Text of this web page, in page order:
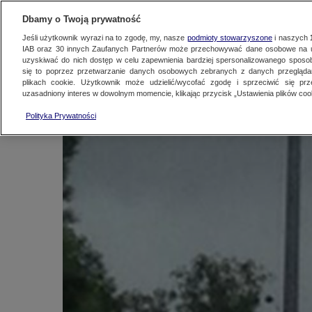
KONTAKT24
Trzy auta uderzyły
Kontakt24
Dbamy o Twoją prywatność
Jeśli użytkownik wyrazi na to zgodę, my, nasze podmioty stowarzyszonei naszych
IAB oraz 30innych Zaufanych Partnerów może przechowywać dane osobowe na
uzyskiwać do nich dostęp w celu zapewnienia bardziej spersonalizowanego
się to poprzez przetwarzanie danych osobowych zebranych z danych
plikach cookie. Użytkownik może udzielić/wycofać zgodę i sprzeciwić się
uzasadniony interes w dowolnym momencie, klikając przycisk „Ustawienia plików
Polityka Prywatności